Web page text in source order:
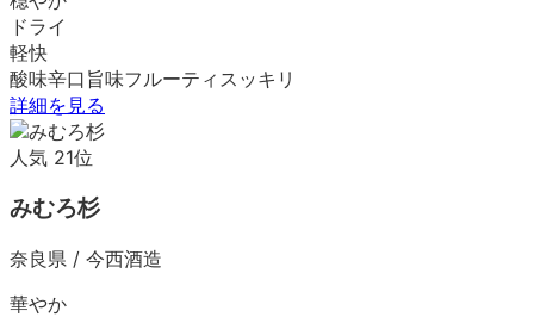
ドライ
軽快
酸味辛口 旨味フルーティ スッキリ
詳細を見る
人気 21位
みむろ杉
奈良県 / 今西酒造
華やか